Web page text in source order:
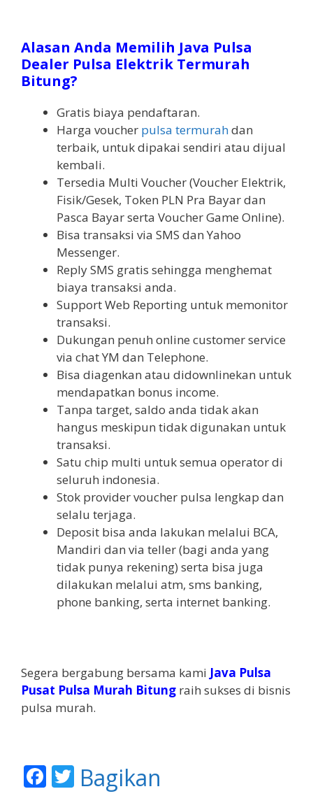
Alasan Anda Memilih Java Pulsa
Dealer Pulsa Elektrik Termurah
Bitung?
Gratis biaya pendaftaran.
Harga voucher pulsa termurahdan
terbaik, untuk dipakai sendiri atau dijual
kembali.
Tersedia Multi Voucher (Voucher Elektrik,
Fisik/Gesek, Token PLN Pra Bayar dan
Pasca Bayar serta Voucher Game Online).
Bisa transaksi via SMS dan Yahoo
Messenger.
Reply SMS gratis sehingga menghemat
biaya transaksi anda.
Support Web Reporting untuk memonitor
transaksi.
Dukungan penuh online customer service
via chat YM dan Telephone.
Bisa diagenkan atau didownlinekan untuk
mendapatkan bonus income.
Tanpa target, saldo anda tidak akan
hangus meskipun tidak digunakan untuk
transaksi.
Satu chip multi untuk semua operator di
seluruh indonesia.
Stok provider voucher pulsa lengkap dan
selalu terjaga.
Deposit bisa anda lakukan melalui BCA,
Mandiri dan via teller (bagi anda yang
tidak punya rekening) serta bisa juga
dilakukan melalui atm, sms banking,
phone banking, serta internet banking.
Segera bergabung bersama kami Java Pulsa
Pusat Pulsa Murah Bitung raih sukses di bisnis
pulsa murah.
F T
Bagikan